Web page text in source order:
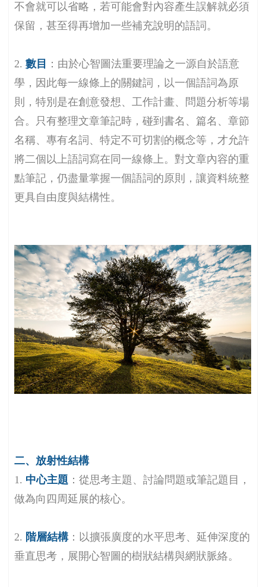
不會就可以省略，若可能會對內容產生誤解就必須
保留，甚至得再增加一些補充說明的語詞。
2. 數目
：由於心智圖法重要理論之一源自於語意
學，因此每一線條上的關鍵詞，以一個語詞為原
則，特別是在創意發想、工作計畫、問題分析等場
合。只有整理文章筆記時，碰到書名、篇名、章節
名稱、專有名詞、特定不可切割的概念等，才允許
將二個以上語詞寫在同一線條上。對文章內容的重
點筆記，仍盡量掌握一個語詞的原則，讓資料統整
更具自由度與結構性。
二、放射性結構
1. 中心主題 ：從思考主題、討論問題或筆記題目，
做為向四周延展的核心。
2. 階層結構：以擴張廣度的水平思考、延伸深度的
垂直思考，展開心智圖的樹狀結構與網狀脈絡。